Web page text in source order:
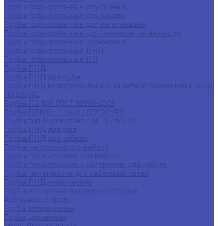
Трубы гофрированные двустенные
Трубы гофрированные для канавы
Трубы гофрированные для канализации
Трубы гофрированные для ливневой канализации
Трубы гофрированные оранжевые
Трубы гофрированные ПНД
Трубы гофрированные ПП
Трубы ПНД
Трубы ПНД для воды
Трубы ПНД водопроводные с защитной оболочкой ПЭ100,
ПЭ100-RC
Трубы ПЭ 100 ГОСТ 18599-2001
Трубы ПЭ100+ (плюс) / ПЭ100+RC
Трубы тип Мультипайп / ML II / ML III
Трубы ПНД для газа
Трубы ПНД для кабеля
Трубы негорючие для кабеля
Трубы термостойкие для кабеля
Трубы термостойкие и негорючие для кабеля
Трубы технические для кабельных сетей
Трубы ПНД технические
Трубы из цветных металлов и сплавов
Алюминий, дюраль
Труба алюминиевая
Труба дюралевая